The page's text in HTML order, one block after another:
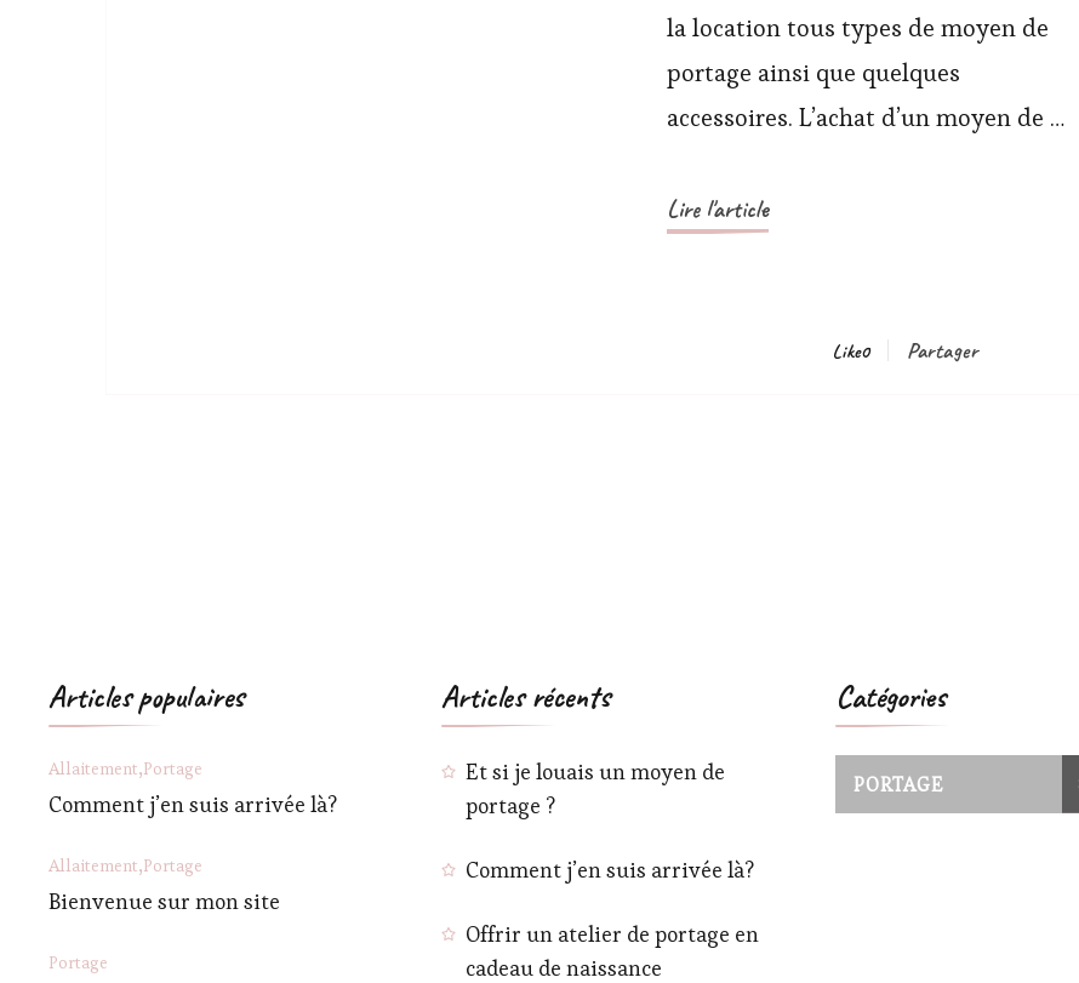
la location tous types de moyen de
portage ainsi que quelques
accessoires. L’achat d’un moyen de …
Lire l'article
Like0 Partager
Articles populaires
Allaitement Portage
Comment j’en suis arrivée là?
Allaitement Portage
Bienvenue sur mon site
Portage
Articles récents
Et si je louais un moyen de
portage ?
Comment j’en suis arrivée là?
Offrir un atelier de portage en
cadeau de naissance
Catégories
PORTAGE